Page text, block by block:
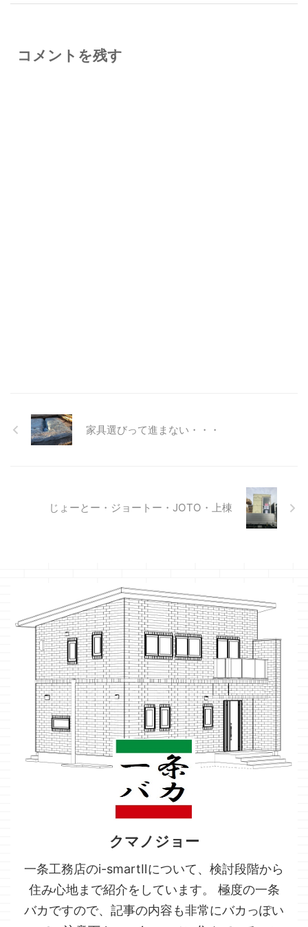
コメントを残す
家具選びって進まない・・・
じょーとー・ジョートー・JOTO・上棟
クマノジョー
一条工務店のi-smartⅡについて、検討段階から
住み心地まで紹介をしています。 極度の一条
バカですので、記事の内容も非常にバカっぽい